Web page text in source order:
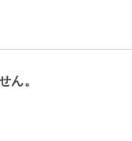
ん。